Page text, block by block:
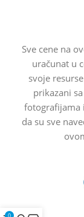
Sve cene na
uračunat u
svoje
prikazani
fotografijama
da su sve